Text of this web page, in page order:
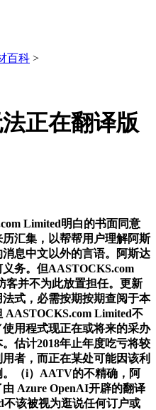
百科 >
正在翻译版
Limited明白的书面同意
汇集，以帮帮用户理解阿斯
息中文以外的言语。阿斯达
务。但AASTOCKS.com
客并不为此放置担任。更新
式，必需按期按期查阅于本
AASTOCKS.com Limited不
用程式现正在或将来的采办
估计2018年止年度吃亏将较
者，而正在某处可能因该利
。（i）AATV的不精确，阿
Azure OpenAI开辟的翻译
该被视为逛说任何订户或